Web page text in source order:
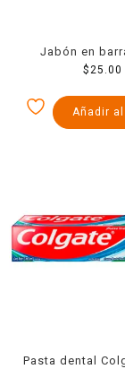
Jabón en
original en
$ 25.00
Añadir
Pasta dental